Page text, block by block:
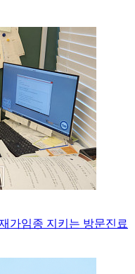
가임종 지키는 방문진료